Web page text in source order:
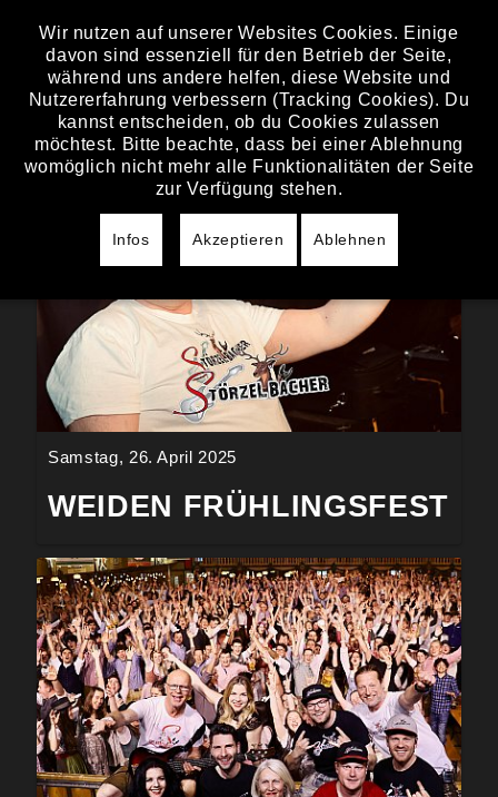
BILDER
Samstag, 26. April 2025
WEIDEN FRÜHLINGSFEST
Wir nutzen auf unserer Websites Cookies. Einige
davon sind essenziell für den Betrieb der Seite,
während uns andere helfen, diese Website und
Nutzererfahrung verbessern (Tracking Cookies). Du
kannst entscheiden, ob du Cookies zulassen
möchtest. Bitte beachte, dass bei einer Ablehnung
womöglich nicht mehr alle Funktionalitäten der Seite
zur Verfügung stehen.
Infos Akzeptieren Ablehnen